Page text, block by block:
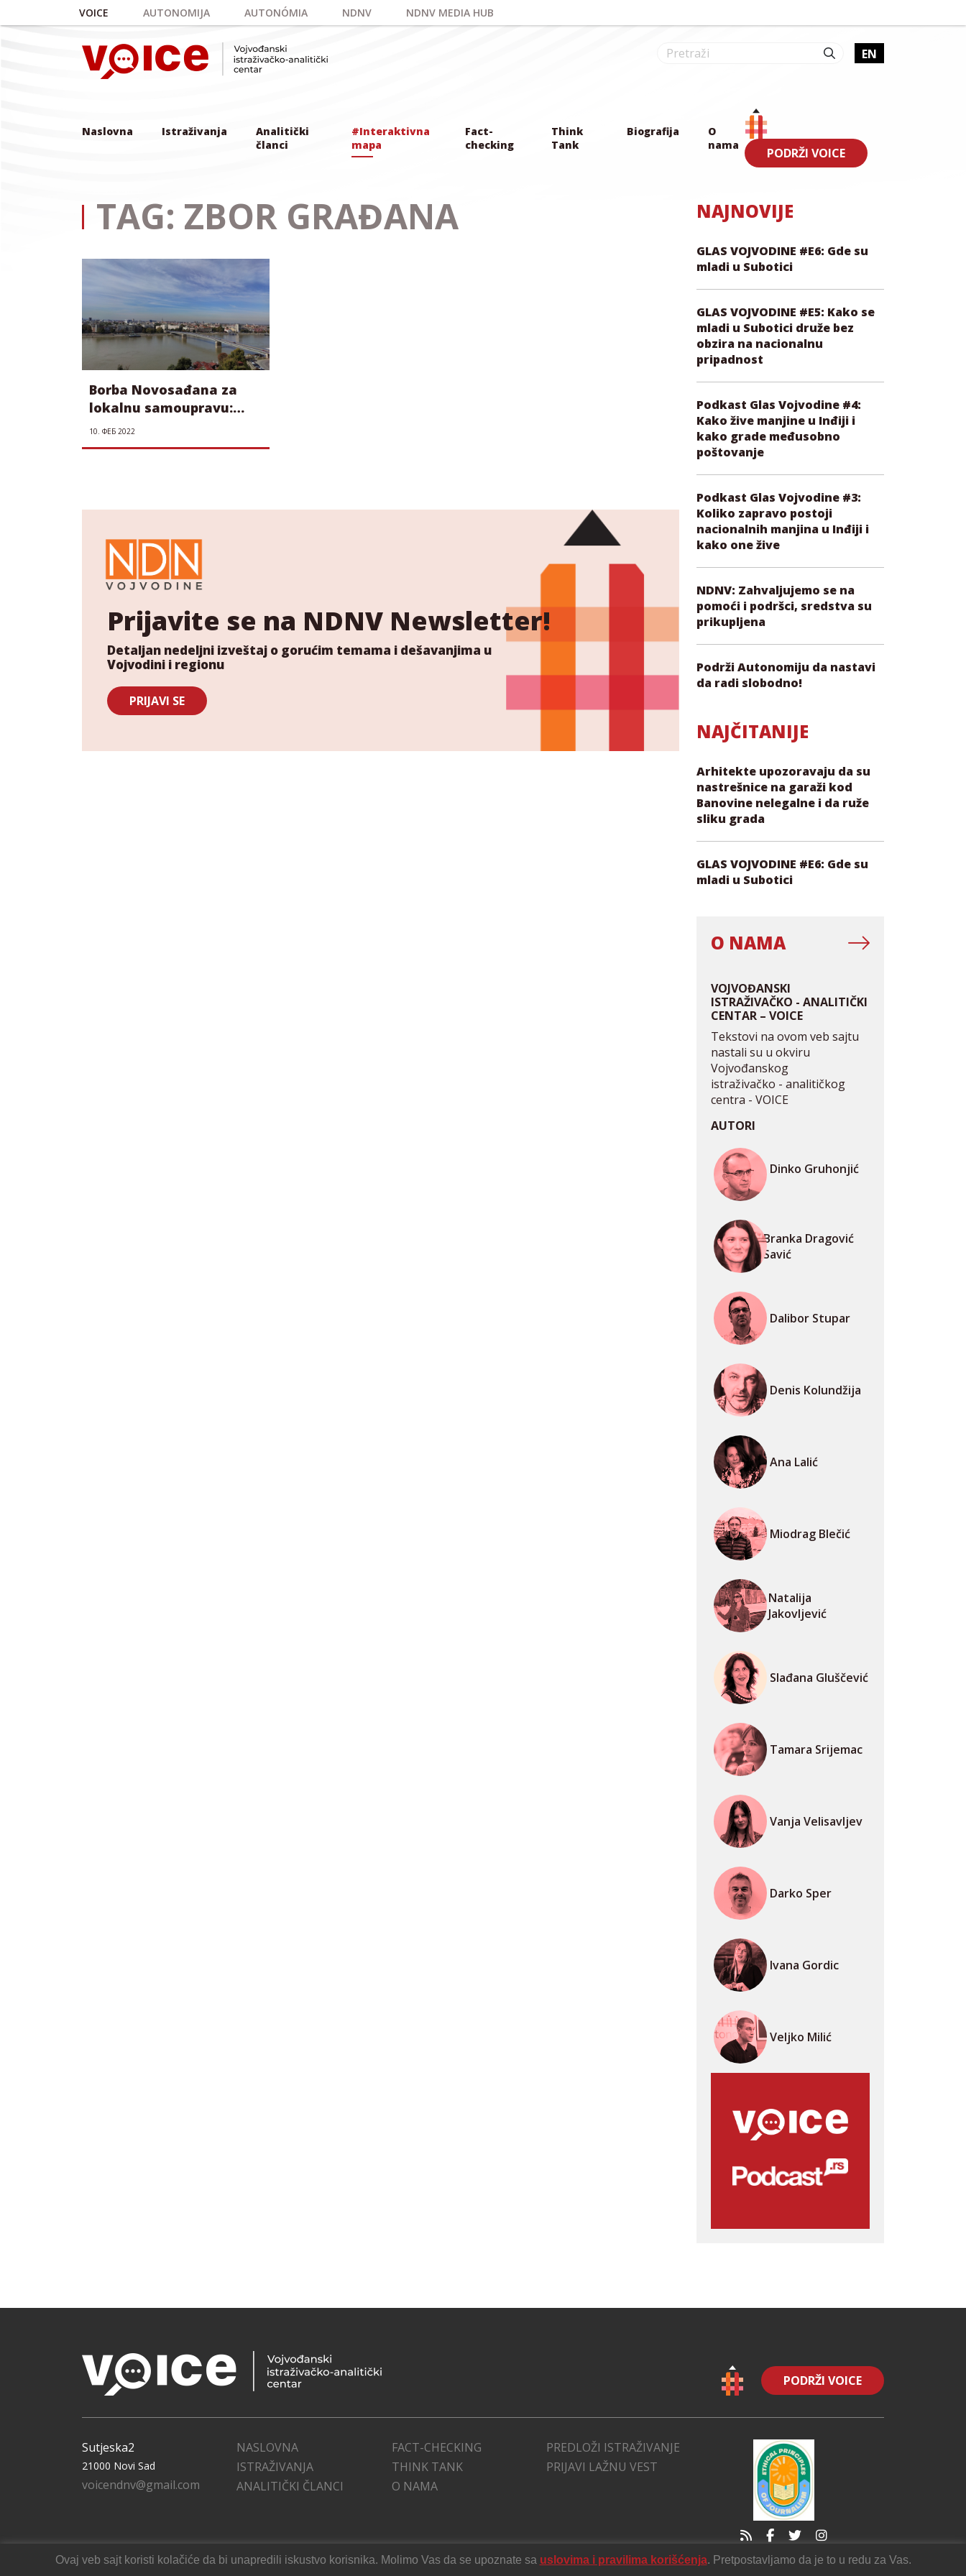
Skip to main content
VOICE AUTONOMIJA AUTONÓMIA NDNV NDNV MEDIA HUB
EN
Naslovna Istraživanja
Analitički
članci
#Interaktivna
mapa
Fact-
checking
Think
Tank
Biografija
O
nama
PODRŽI VOICE
TAG: ZBOR GRAĐANA
Borba Novosađana za
lokalnu samoupravu:
Nema odustajanja od
zborova građana
10. ФЕБ 2022
Prijavite se na NDNV Newsletter!
Detaljan nedeljni izveštaj o gorućim temama i dešavanjima u
Vojvodini i regionu
PRIJAVI SE
NAJNOVIJE
GLAS VOJVODINE #E6: Gde su
mladi u Subotici
GLAS VOJVODINE #E5: Kako se
mladi u Subotici druže bez
obzira na nacionalnu
pripadnost
Podkast Glas Vojvodine #4:
Kako žive manjine u Inđiji i
kako grade međusobno
poštovanje
Podkast Glas Vojvodine #3:
Koliko zapravo postoji
nacionalnih manjina u Inđiji i
kako one žive
NDNV: Zahvaljujemo se na
pomoći i podršci, sredstva su
prikupljena
Podrži Autonomiju da nastavi
da radi slobodno!
NAJČITANIJE
Arhitekte upozoravaju da su
nastrešnice na garaži kod
Banovine nelegalne i da ruže
sliku grada
GLAS VOJVODINE #E6: Gde su
mladi u Subotici
O NAMA
VOJVOĐANSKI
ISTRAŽIVAČKO - ANALITIČKI
CENTAR – VOICE
Tekstovi na ovom veb sajtu
nastali su u okviru
Vojvođanskog
istraživačko - analitičkog
centra - VOICE
AUTORI
Dinko Gruhonjić
Branka Dragović
Savić
Dalibor Stupar
Denis Kolundžija
Ana Lalić
Miodrag Blečić
Natalija
Jakovljević
Slađana Gluščević
Tamara Srijemac
Vanja Velisavljev
Darko Sper
Ivana Gordic
Veljko Milić
PODRŽI VOICE
Sutjeska2
21000 Novi Sad
voicendnv@gmail.com
NASLOVNA
ISTRAŽIVANJA
ANALITIČKI ČLANCI
FACT-CHECKING
THINK TANK
O NAMA
PREDLOŽI ISTRAŽIVANJE
PRIJAVI LAŽNU VEST
Ovaj veb sajt koristi kolačiće da bi unapredili iskustvo korisnika. Molimo Vas da se upoznate sa uslovima i pravilima korišćenja. Pretpostavljamo da je to u redu za Vas.